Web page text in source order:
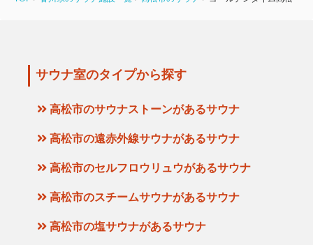
サウナ室のタイプから探す
高松市のサウナストーンがあるサウナ
高松市の遠赤外線サウナがあるサウナ
高松市のセルフロウリュウがあるサウナ
高松市のスチームサウナがあるサウナ
高松市の塩サウナがあるサウナ